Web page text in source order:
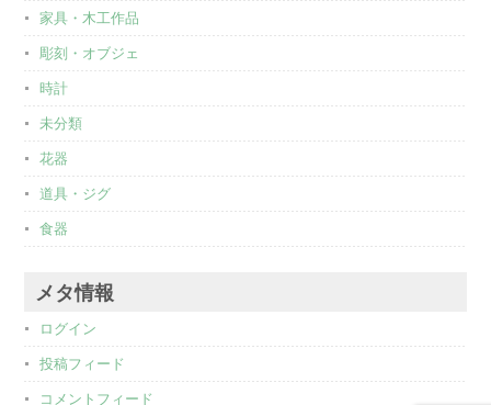
家具・木工作品
彫刻・オブジェ
時計
未分類
花器
道具・ジグ
食器
メタ情報
ログイン
投稿フィード
コメントフィード